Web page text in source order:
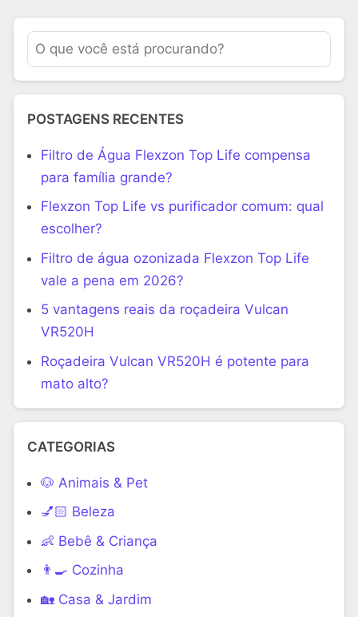
POSTAGENS RECENTES
Filtro de Água Flexzon Top Life compensa
para família grande?
Flexzon Top Life vs purificador comum: qual
escolher?
Filtro de água ozonizada Flexzon Top Life
vale a pena em 2026?
5 vantagens reais da roçadeira Vulcan
VR520H
Roçadeira Vulcan VR520H é potente para
mato alto?
CATEGORIAS
🐶 Animais & Pet
💅🏻 Beleza
👶 Bebê & Criança
👨‍🍳 Cozinha
🏡 Casa & Jardim